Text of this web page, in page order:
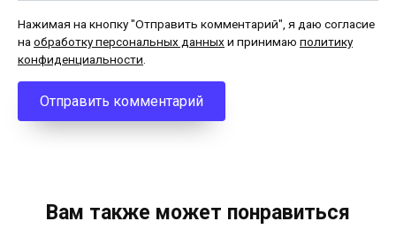
Нажимая на кнопку "Отправить комментарий", я даю согласие
на обработку персональных данныхи принимаю политику
конфиденциальности
Вам также может понравиться